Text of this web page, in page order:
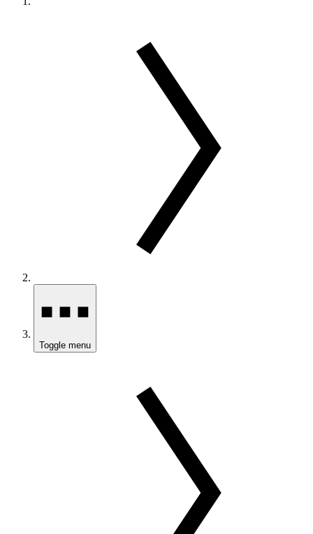
Toggle menu